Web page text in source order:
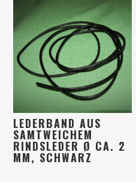
LEDERBAND AUS
SAMTWEICHEM
RINDSLEDER Ø CA. 2
MM, SCHWARZ